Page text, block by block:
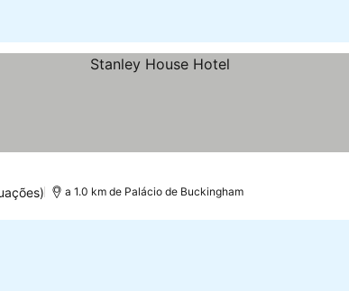
a 1.0 km de Palácio de Buckingham